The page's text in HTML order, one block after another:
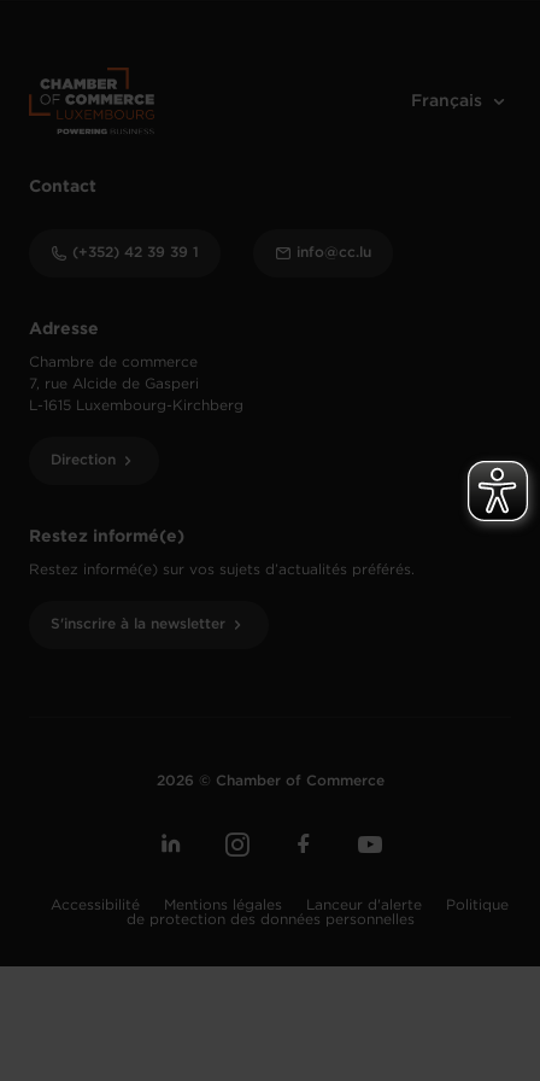
Restez informé(e)
Restez informé(e) sur vos sujets d’actualités préférés.
S'inscrire à la newsletter
Adresse
Chambre de commerce
7, rue Alcide de Gasperi
L-1615 Luxembourg-Kirchberg
Direction
Contact
(+352) 42 39 39 1 info@cc.lu
2026 © Chamber of Commerce
Accessibilité Mentions légales Lanceur d'alerte
Politique
de protection des données personnelles